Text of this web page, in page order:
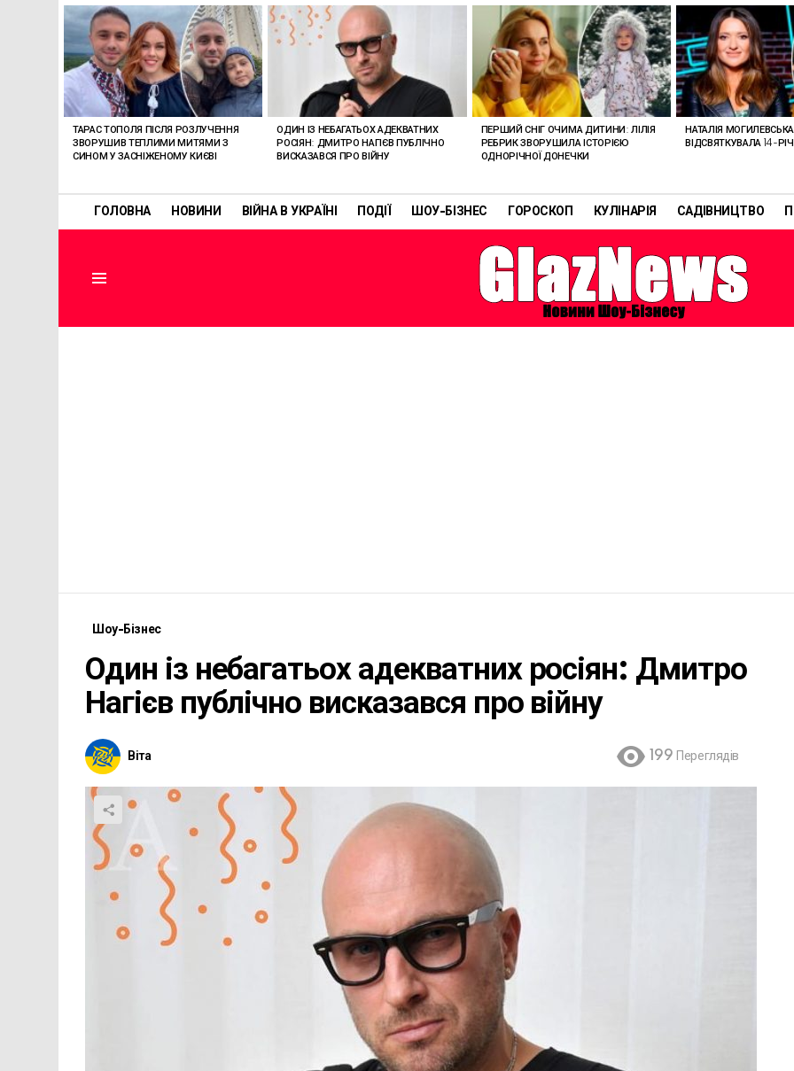
ГОЛОВНА НОВИНИ ВІЙНА В УКРАЇНІ ПОДІЇ ШОУ-БІЗНЕС ГОРОСКОП КУЛІНАРІЯ САДІВНИЦТВО
ОСТАННІ
СТАТТІ
ТАРАС ТОПОЛЯ ПІСЛЯ РОЗЛУЧЕННЯ
ЗВОРУШИВ ТЕПЛИМИ МИТЯМИ З
СИНОМ У ЗАСНІЖЕНОМУ КИЄВІ
ОДИН ІЗ НЕБАГАТЬОХ АДЕКВАТНИХ
РОСІЯН: ДМИТРО НАГІЄВ ПУБЛІЧНО
ВИСКАЗАВСЯ ПРО ВІЙНУ
ПЕРШИЙ СНІГ ОЧИМА ДИТИНИ: ЛІЛІЯ
РЕБРИК ЗВОРУШИЛА ІСТОРІЄЮ
ОДНОРІЧНОЇ ДОНЕЧКИ
НАТАЛІЯ
ВІДСВЯТКУВАЛА 14-
Шоу-Бізнес
Один із небагатьох адекватних росіян: Дмитро
Нагієв публічно висказався про війну
Віта 199 Переглядів